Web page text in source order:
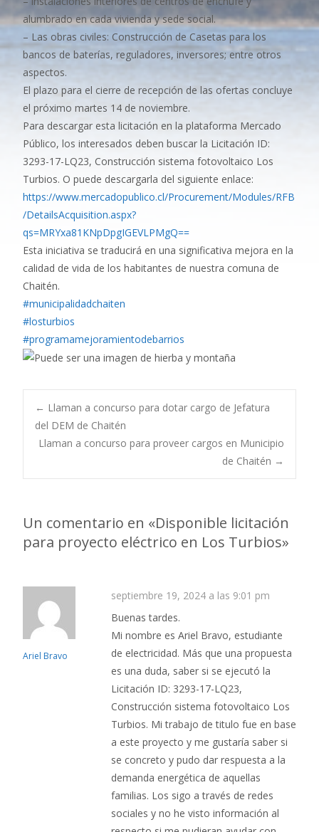
alumbrado en cada vivienda y sede social.
– Las obras civiles: Construcción de Casetas para los
bancos de baterías, reguladores, inversores; entre otros
aspectos.
El plazo para el cierre de recepción de las ofertas concluye
el próximo martes 14 de noviembre.
Para descargar esta licitación en la plataforma Mercado
Público, los interesados deben buscar la Licitación ID:
3293-17-LQ23, Construcción sistema fotovoltaico Los
Turbios. O puede descargarla del siguiente enlace:
https://www.mercadopublico.cl/Procurement/Modules/RFB
/DetailsAcquisition.aspx?
qs=MRYxa81KNpDpgIGEVLPMgQ==
Esta iniciativa se traducirá en una significativa mejora en la
calidad de vida de los habitantes de nuestra comuna de
Chaitén.
#municipalidadchaiten
#losturbios
#programamejoramientodebarrios
← Llaman a concurso para dotar cargo de Jefatura
del DEM de Chaitén
Llaman a concurso para proveer cargos en Municipio
de Chaitén →
Un comentario en «Disponible licitación
para proyecto eléctrico en Los Turbios»
Ariel Bravo
septiembre 19, 2024 a las 9:01 pm
Buenas tardes.
Mi nombre es Ariel Bravo, estudiante
de electricidad. Más que una propuesta
es una duda, saber si se ejecutó la
Licitación ID: 3293-17-LQ23,
Construcción sistema fotovoltaico Los
Turbios. Mi trabajo de titulo fue en base
a este proyecto y me gustaría saber si
se concreto y pudo dar respuesta a la
demanda energética de aquellas
familias. Los sigo a través de redes
sociales y no he visto información al